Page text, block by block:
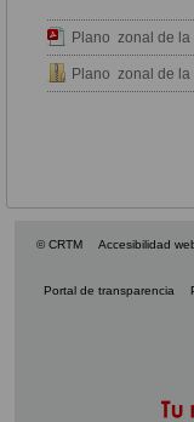
Plano zonal de la
Plano zonal de la
© CRTM Accesibilidad
Portal de transparencia